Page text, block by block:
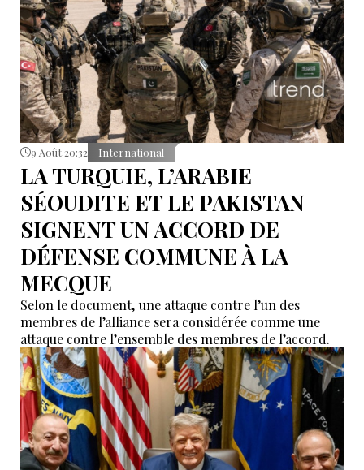
9 Août 20:32 International
LA TURQUIE, L’ARABIE
SÉOUDITE ET LE PAKISTAN
SIGNENT UN ACCORD DE
DÉFENSE COMMUNE À LA
MECQUE
Selon le document, une attaque contre l’un des
membres de l’alliance sera considérée comme une
attaque contre l’ensemble des membres de l’accord.